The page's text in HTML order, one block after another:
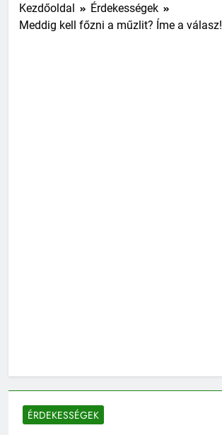
Kezdőoldal
Érdekességek
Meddig kell főzni a műzlit? Íme a válasz!
ÉRDEKESSÉGEK